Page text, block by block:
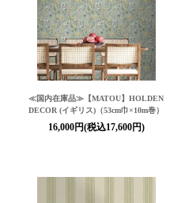
≪国内在庫品≫【MATOU】HOLDEN
DECOR (イギリス)（53cm巾×10m巻）
16,000円(税込17,600円)